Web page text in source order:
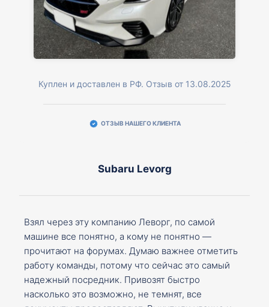
Куплен и доставлен в РФ. Отзыв от 13.08.2025
ОТЗЫВ НАШЕГО КЛИЕНТА
Subaru Levorg
Взял через эту компанию Леворг, по самой
машине все понятно, а кому не понятно —
прочитают на форумах. Думаю важнее отметить
работу команды, потому что сейчас это самый
надежный посредник. Привозят быстро
насколько это возможно, не темнят, все